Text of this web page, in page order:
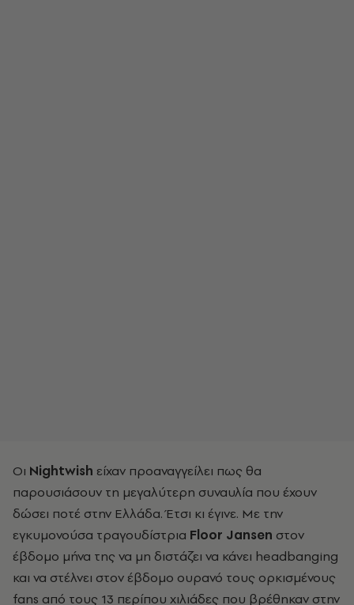
Οι Nightwish είχαν προαναγγείλει πως θα
παρουσιάσουν τη μεγαλύτερη συναυλία που έχουν
δώσει ποτέ στην Ελλάδα. Έτσι κι έγινε. Με την
εγκυμονούσα τραγουδίστρια Floor Jansen στον
έβδομο μήνα της να μη διστάζει να κάνει headbanging
και να στέλνει στον έβδομο ουρανό τους ορκισμένους
fans από τους 13 περίπου χιλιάδες που βρέθηκαν στην